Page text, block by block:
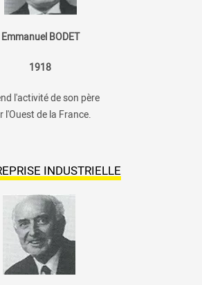
Emmanuel BODET
1918
l'activité de son père
l'Ouest de la France.
INDUSTRIELLE